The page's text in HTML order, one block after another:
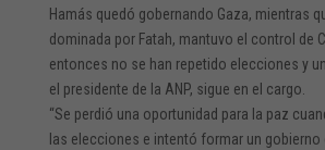
Hamás quedó gobernando Gaza, mientras
dominada por Fatah, mantuvo el control de
entonces no se han repetido elecciones y
el presidente de la ANP, sigue en el cargo.
“Se perdió una oportunidad para la paz
las elecciones e intentó formar un